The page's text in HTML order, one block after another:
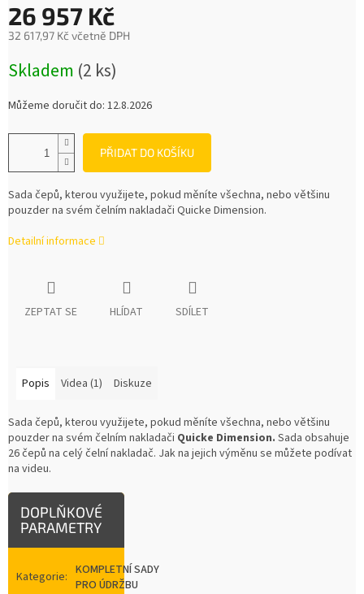
26 957 Kč
32 617,97 Kč včetně DPH
cena:
Skladem (2 ks)
Můžeme doručit do: 12.8.2026
PŘIDAT DO KOŠÍKU
Sada čepů, kterou využijete, pokud měníte všechna, nebo většinu
pouzder na svém čelním nakladači Quicke Dimension.
Detailní informace
ZEPTAT SE HLÍDAT SDÍLET
Popis Videa (1) Diskuze
Sada čepů, kterou využijete, pokud měníte všechna, nebo většinu
pouzder na svém čelním nakladači Quicke Dimension. Sada obsahuje
26 čepů na celý čelní nakladač. Jak na jejich výměnu se můžete podívat
na videu.
DOPLŇKOVÉ
PARAMETRY
Kategorie: KOMPLETNÍ SADY
PRO ÚDRŽBU